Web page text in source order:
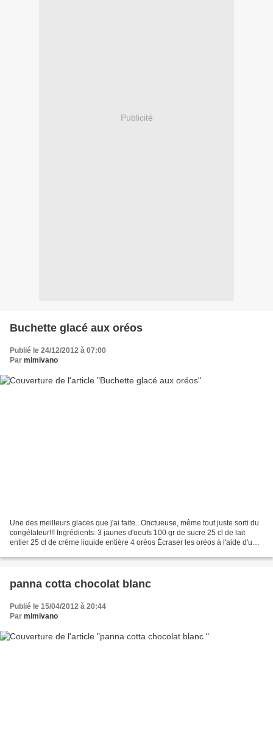
Publicité
Buchette glacé aux oréos
Publié le 24/12/2012 à 07:00
Par mimivano
Une des meilleurs glaces que j'ai faite.. Onctueuse, même tout juste sorti du
congélateur!!! Ingrédients: 3 jaunes d'oeufs 100 gr de sucre 25 cl de lait
entier 25 cl de crème liquide entière 4 oréos Écraser les oréos à l'aide d'un
panna cotta chocolat blanc
Publié le 15/04/2012 à 20:44
Par mimivano